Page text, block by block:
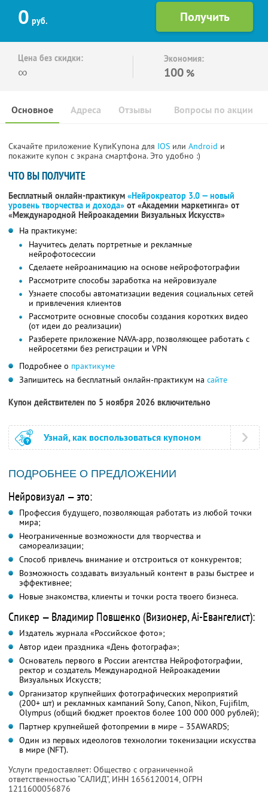
0 руб.
Цена без скидки:
∞
Экономия:
100 %
Основное Отзывы Вопросы по акции
Адреса
Скачайте приложение КупиКупона для IOS или Android и
покажите купон с экрана смартфона. Это удобно :)
ЧТО ВЫ ПОЛУЧИТЕ
Бесплатный онлайн-практикум «Нейрокреатор 3.0 — новый
уровень творчества и дохода» от «Академии маркетинга» от
«Международной Нейроакадемии Визуальных Искусств»
На практикуме:
Научитесь делать портретные и рекламные
нейрофотосессии
Сделаете нейроанимацию на основе нейрофотографии
Рассмотрите способы заработка на нейровизуале
Узнаете способы автоматизации ведения социальных сетей
и привлечения клиентов
Рассмотрите основные способы создания коротких видео
(от идеи до реализации)
Разберете приложение NAVA-app, позволяющее работать с
нейросетями без регистрации и VPN
Подробнее о практикуме
Запишитесь на бесплатный онлайн-практикум на сайте
Купон действителен по 5 ноября 2026 включительно
Узнай, как воспользоваться купоном
ПОДРОБНЕЕ О ПРЕДЛОЖЕНИИ
Нейровизуал — это:
Профессия будущего, позволяющая работать из любой точки
мира;
Неограниченные возможности для творчества и
самореализации;
Способ привлечь внимание и отстроиться от конкурентов;
Возможность создавать визуальный контент в разы быстрее и
эффективнее;
Новые знакомства, клиенты и точки роста твоего бизнеса.
Спикер — Владимир Повшенко (Визионер, Ai-Евангелист):
Издатель журнала «Российское фото»;
Автор идеи праздника «День фотографа»;
Основатель первого в России агентства Нейрофотографии,
ректор и создатель Международной Нейроакадемии
Визуальных Искусств;
Организатор крупнейших фотографических мероприятий
(200+ шт) и рекламных кампаний Sony, Canon, Nikon, Fujifilm,
Olympus (общий бюджет проектов более 100 000 000 рублей);
Партнер крупнейшей фотопремии в мире – 35AWARDS;
Один из первых идеологов технологии токенизации искусства
в мире (NFT).
Услуги предоставляет: Общество с ограниченной
ответственностью “САЛИД”, ИНН 1656120014, ОГРН
1211600056876